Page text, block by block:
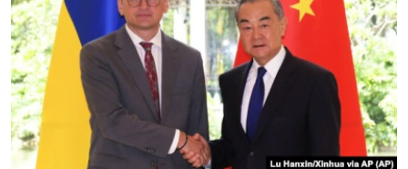
МУЛЬТИМЕДІА
ФОТО
СПЕЦПРОЄКТИ
ПОДКАСТИ